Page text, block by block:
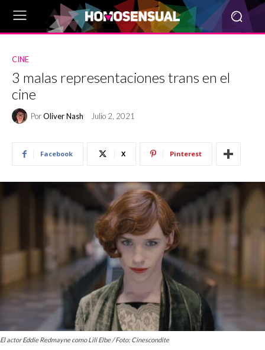
CINE
3 malas representaciones trans en el
cine
PorOliver Nash Julio 2, 2021
Facebook X Pinterest
El actor Eddie Redmayne como Lili Elbe / Foto: Cinescondite